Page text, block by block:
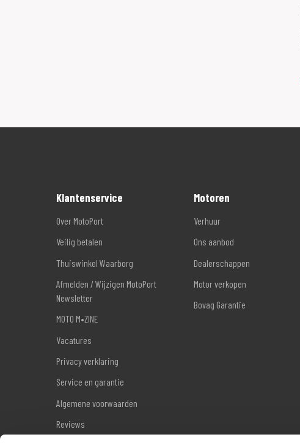
Klantenservice
Over MotoPort
Veilig betalen
Thuiswinkel Waarborg
Afmelden / Wijzigen MotoPort
Newsletter
MOTO M•ZINE
Vacatures
Privacy verklaring
Service en garantie
Algemene voorwaarden
Reviews
Motoren
Verhuur
Ons aanbod
Dealerschappen
Motor verkopen
Bovag Garantie